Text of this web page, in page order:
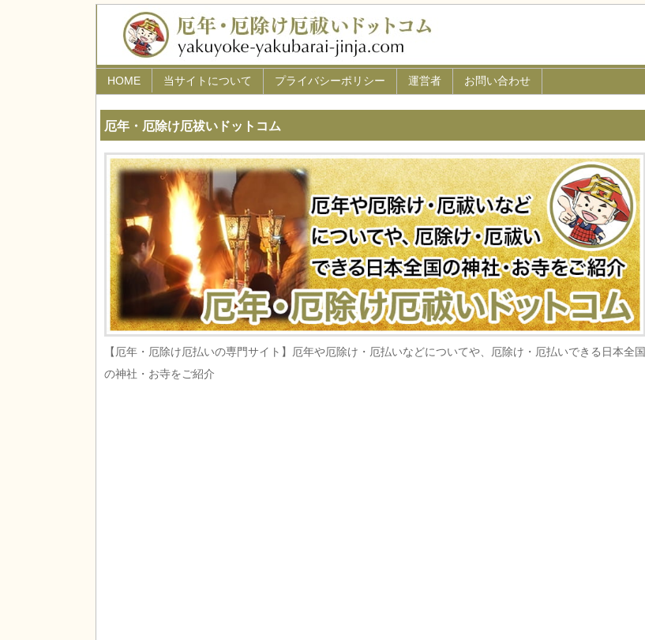
厄年・厄除け厄祓いドットコム
【厄年・厄除け厄払いの専門サイト】厄年や厄除け・厄払いなどについてや、厄除け・厄払いできる日本全国
の神社・お寺をご紹介
HOME 当サイトについて プライバシーポリシー 運営者 お問い合わせ